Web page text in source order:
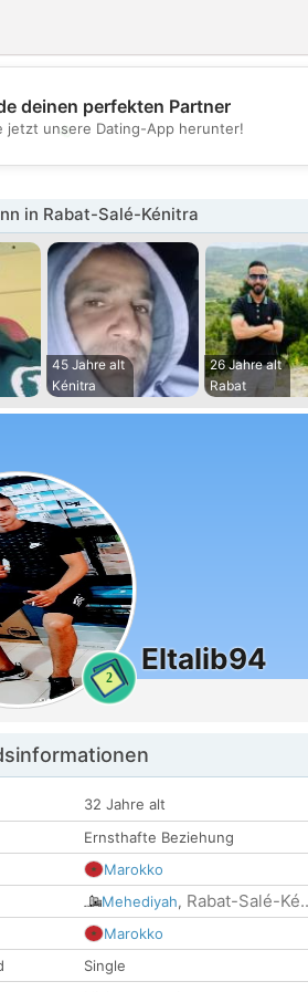
deinen perfekten Partner
jetzt unsere Dating-App herunter!
in Rabat-Salé-Kénitra
45 Jahre alt
Kénitra
26 Jahre alt
Rabat
2
Eltalib94
32 Jahre alt
Ernsthafte Beziehung
Marokko
Mehediyah, Rabat-Salé-
Marokko
Single